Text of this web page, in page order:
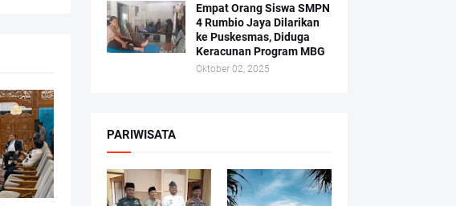
Empat Orang Siswa SMPN
4 Rumbio Jaya Dilarikan
ke Puskesmas, Diduga
Keracunan Program MBG
Oktober 02, 2025
PARIWISATA